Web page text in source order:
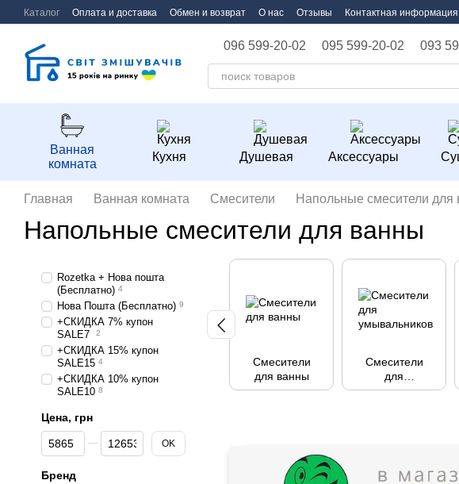
Перейти к основному контенту
Каталог Оплата и доставка Обмен и возврат О нас Отзывы Контактная информация
096 599-20-02 095 599-20-02 093
Ванная
комната
Кухня Душевая Аксессуары
Главная Ванная комната Смесители Напольные смесители для
Напольные смесители для ванны
Смесители
для ванны
Смесители
для
умывальников
Rozetka + Нова пошта
(Бесплатно) 4
Нова Пошта (Бесплатно) 9
+СКИДКА 7% купон
SALE7
2
+СКИДКА 15% купон
SALE15 4
+СКИДКА 10% купон
SALE10 8
Цена, грн
От Цена, грн
До Цена, грн OK
Бренд